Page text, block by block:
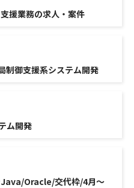
援業務の求人・案件
制御支援系システム開発
ム開発
Oracle/交代枠/4月～